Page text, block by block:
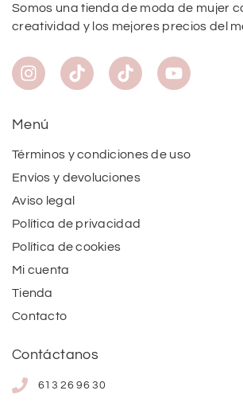
Somos una tienda de moda de mujer
creatividad y los mejores precios del
Menú
Términos y condiciones de uso
Envíos y devoluciones
Aviso legal
Política de privacidad
Política de cookies
Mi cuenta
Tienda
Contacto
Contáctanos
613 26 96 30